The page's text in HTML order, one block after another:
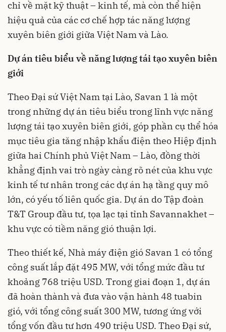
chỉ về mặt kỹ thuật – kinh tế, mà còn thể hiện
hiệu quả của các cơ chế hợp tác năng lượng
xuyên biên giới giữa Việt Nam và Lào.
Dự án tiêu biểu về năng lượng tái tạo xuyên biên
giới
Theo Đại sứ Việt Nam tại Lào, Savan 1 là một
trong những dự án tiêu biểu trong lĩnh vực năng
lượng tái tạo xuyên biên giới, góp phần cụ thể hóa
mục tiêu gia tăng nhập khẩu điện theo Hiệp định
giữa hai Chính phủ Việt Nam – Lào, đồng thời
khẳng định vai trò ngày càng rõ nét của khu vực
kinh tế tư nhân trong các dự án hạ tầng quy mô
lớn, có yếu tố liên quốc gia. Dự án do Tập đoàn
T&T Group đầu tư, tọa lạc tại tỉnh Savannakhet –
khu vực có tiềm năng gió thuận lợi.
Theo thiết kế, Nhà máy điện gió Savan 1 có tổng
công suất lắp đặt 495 MW, với tổng mức đầu tư
khoảng 768 triệu USD. Trong giai đoạn 1, dự án
đã hoàn thành và đưa vào vận hành 48 tuabin
gió, với tổng công suất 300 MW, tương ứng với
tổng vốn đầu tư hơn 490 triệu USD. Theo Đại sứ,